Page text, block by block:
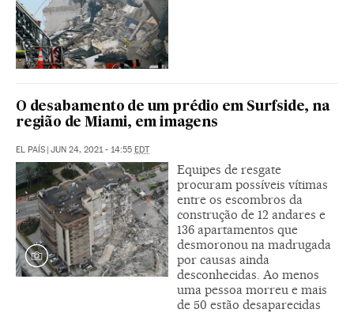
O desabamento de um prédio em Surfside, na
região de Miami, em imagens
EL PAÍS | JUN 24, 2021 - 14:55 EDT
Equipes de resgate
procuram possíveis vítimas
entre os escombros da
construção de 12 andares e
136 apartamentos que
desmoronou na madrugada
por causas ainda
desconhecidas. Ao menos
uma pessoa morreu e mais
de 50 estão desaparecidas